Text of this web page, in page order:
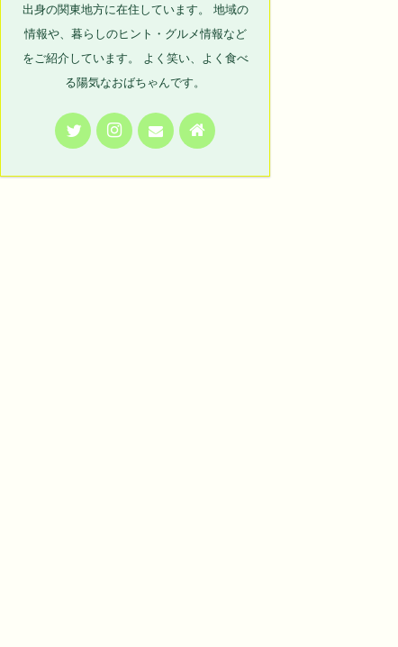
出身の関東地方に在住しています。 地域の
情報や、暮らしのヒント・グルメ情報など
をご紹介しています。 よく笑い、よく食べ
る陽気なおばちゃんです。